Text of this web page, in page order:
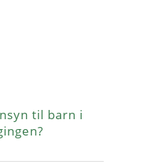
til barn i